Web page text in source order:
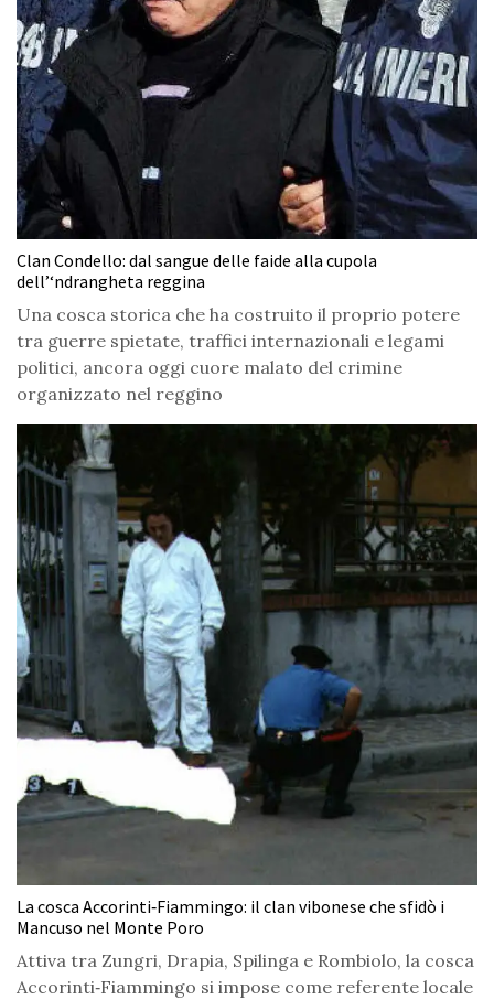
Clan Condello: dal sangue delle faide alla cupola
dell’‘ndrangheta reggina
Una cosca storica che ha costruito il proprio potere
tra guerre spietate, traffici internazionali e legami
politici, ancora oggi cuore malato del crimine
organizzato nel reggino
La cosca Accorinti‑Fiammingo: il clan vibonese che sfidò i
Mancuso nel Monte Poro
Attiva tra Zungri, Drapia, Spilinga e Rombiolo, la cosca
Accorinti‑Fiammingo si impose come referente locale